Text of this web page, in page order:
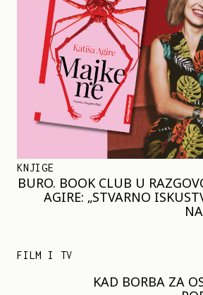
KNJIGE
BURO. BOOK CLUB U
AGIRE: „STVARNO
FILM I TV
KAD BORBA ZA